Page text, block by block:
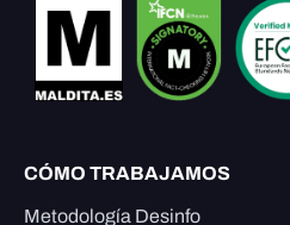
CÓMO TRABAJAMOS
Metodología Desinfo